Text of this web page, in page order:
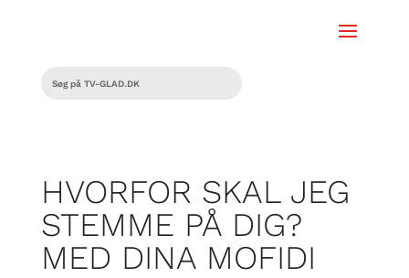
HVORFOR SKAL JEG
STEMME PÅ DIG?
MED DINA MOFIDI